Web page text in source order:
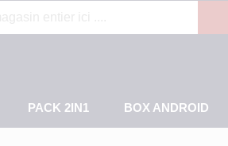
PACK 2IN1 BOX ANDROID